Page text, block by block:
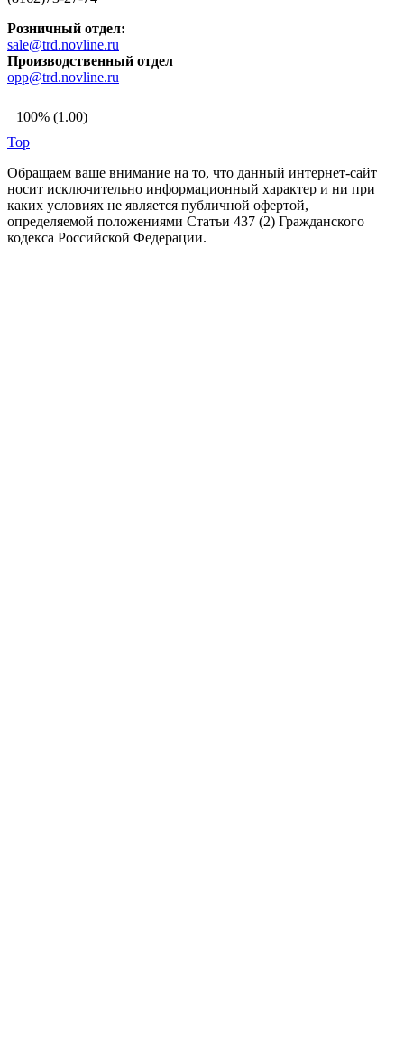
Розничный отдел:
sale@trd.novline.ru
Производственный отдел
opp@trd.novline.ru
100% (1.00)
Top
Обращаем ваше внимание на то, что данный интернет-сайт
носит исключительно информационный характер и ни при
каких условиях не является публичной офертой,
определяемой положениями Статьи 437 (2) Гражданского
кодекса Российской Федерации.